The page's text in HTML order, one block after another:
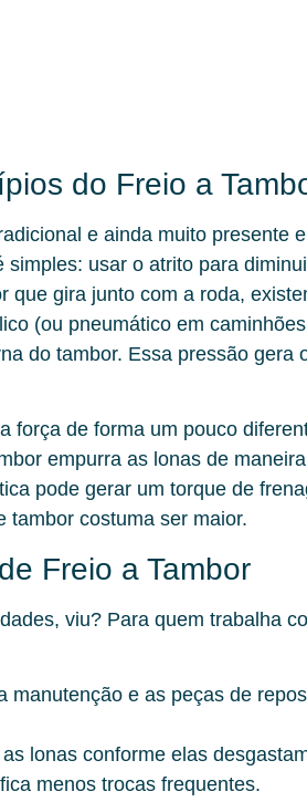
do Freio a
e ainda muito presente
usar o atrito para
que gira junto com a roda,
(ou pneumático em
do tambor. Essa pressão gera
força de forma um pouco
empurra as lonas de
pode gerar um torque de
tambor costuma ser maior.
Freio a Tambor
viu? Para quem trabalha
manutenção e as peças de
lonas conforme elas
menos trocas frequentes.